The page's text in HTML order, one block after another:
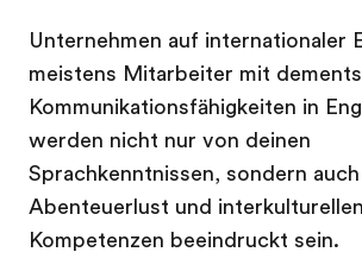
Unternehmen auf internationaler
meistens Mitarbeiter mit
Kommunikationsfähigkeiten in
werden nicht nur von deinen
Sprachkenntnissen, sondern
Abenteuerlust und interkulturellen
Kompetenzen beeindruckt sein.